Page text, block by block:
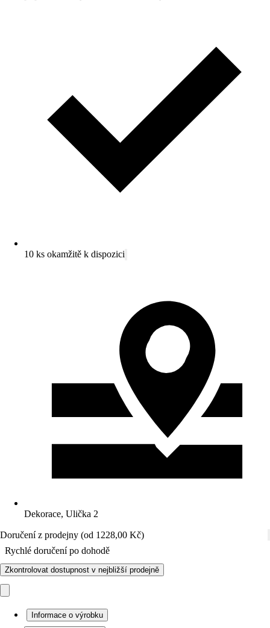
10 ks okamžitě k dispozici
Dekorace, Ulička 2
Doručení z prodejny (od 1228,00 Kč)
Rychlé doručení po dohodě
Zkontrolovat dostupnost v nejbližší prodejně
Informace o výrobku